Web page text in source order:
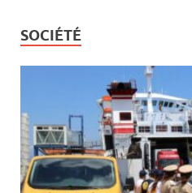
SOCIÉTÉ